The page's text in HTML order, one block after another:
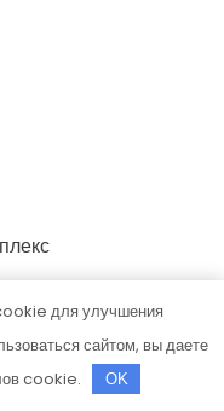
для улучшения
сайтом, вы даете
cookie.
OK